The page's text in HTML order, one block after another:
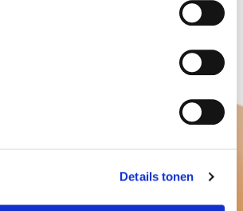
Details tonen